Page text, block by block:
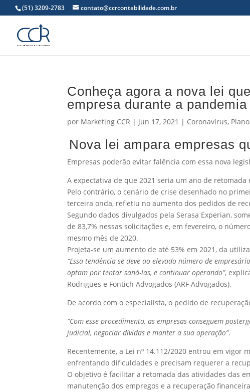
(51) 3209-2783 contato@ccrcontabilidade.com.br
Conheça agora a nova lei
empresa durante a pandemia
por Marketing CCR | jun 17, 2021 | Coronavírus,
Nova lei ampara empresas
Empresas poderão evitar falência com essa nova
A expectativa de que 2021 seria um ano de
Pelo contrário, o cenário de crise desenhado no
terceira onda, refletiu no aumento dos pedidos de
Segundo dados divulgados pela Serasa Experian,
de 83,7% nessas solicitações e, em fevereiro, o
mesmo mês de 2020.
Projeta-se um aumento de até 53% em 2021, da
“Essa tendência se deve ao elevado número de
optam por tentar saná-las, e continuar operando”,
Rodrigues e Fontich Advogados (ARF Advogados).
De acordo com o especialista, o pedido de
“Com esse procedimento, as empresas conseguem
judicial, negociar dívidas e manter a sua operação”.
Recentemente, a Lei nº 14.112/2020 entrou em
enfrentando dificuldades e precisam requerer a
O objetivo é facilitar a retomada das atividades das
manutenção dos empregos e a recuperação